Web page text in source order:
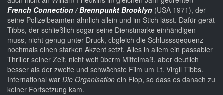
French Connection / Brennpunkt Brooklyn (USA 1971), der
seine Polizeibeamten ähnlich allein und im Stich lässt. Dafür gerät
Tibbs, der schließlich sogar seine Dienstmarke einhändigen
muss, nicht genug unter Druck, obgleich die Schlusssqequenz
nochmals einen starken Akzent setzt. Alles in allem ein passabler
Thriller seiner Zeit, nicht weit überm Mittelmaß, aber deutlich
besser als der zweite und schwächste Film um Lt. Virgil Tibbs.
International war Die Organisation ein Flop, so dass es danach zu
keiner Fortsetzung kam.